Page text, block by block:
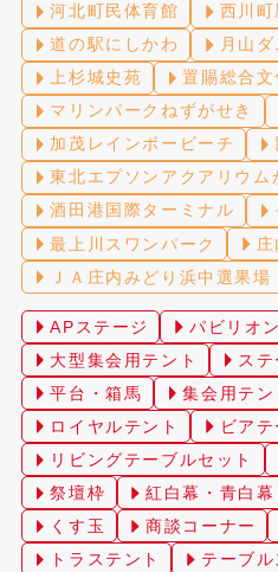
河北町民体育館
西川
道の駅にしかわ
月山ダ
上杉城史苑
置賜総合
マリンパークねずがせき
加茂レインボービーチ
東北エプソンアクアリウム
酒田港国際ターミナル
最上川スワンパーク
ＪＡ庄内みどり浜中選果場
APステージ
パビリオ
大型集会用テント
ス
平台・箱馬
集会用テン
ロイヤルテント
ビア
リビングテーブルセット
祭壇枠
紅白幕・青白幕
くす玉
商談コーナー
トラステント
テーブル